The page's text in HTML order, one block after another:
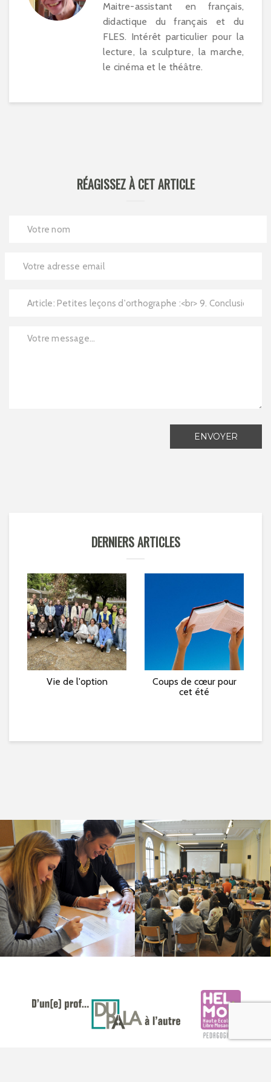
Maitre-assistant en français,
didactique du français et du
FLES. Intérêt particulier pour la
lecture, la sculpture, la marche,
le cinéma et le théâtre.
RÉAGISSEZ À CET ARTICLE
ENVOYER
DERNIERS ARTICLES
Vie de l'option
Coups de cœur pour
cet été